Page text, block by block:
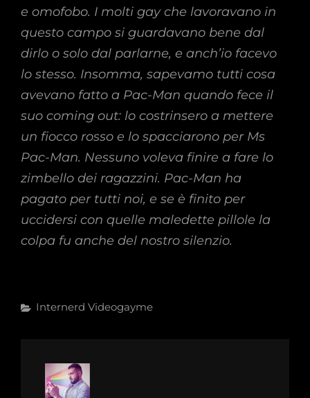
e omofobo. I molti gay che lavoravano in
questo campo si guardavano bene dal
dirlo o solo dal parlarne, e anch’io facevo
lo stesso. Insomma, sapevamo tutti cosa
avevano fatto a Pac-Man quando fece il
suo coming out: lo costrinsero a mettere
un fiocco rosso e lo spacciarono per Ms
Pac-Man. Nessuno voleva finire a fare lo
zimbello dei ragazzini. Pac-Man ha
pagato per tutti noi, e se è finito per
uccidersi con quelle maledette pillole la
colpa fu anche del nostro silenzio.
Categories
Internerd Videogayme